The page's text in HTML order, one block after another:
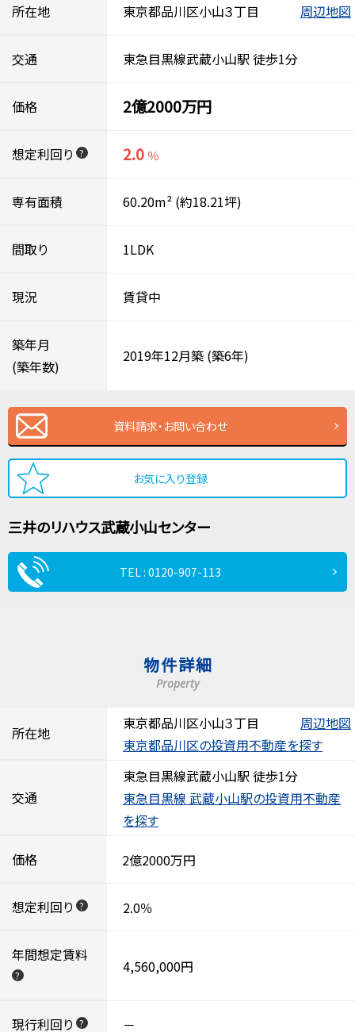
所在地 東京都品川区小山３丁目 周辺地図
交通 東急目黒線武蔵小山駅 徒歩1分
価格 2億2000万円
想定利回り ? 2.0 ％
専有面積 60.20m² (約18.21坪)
間取り 1LDK
現況 賃貸中
築年月
(築年数)
2019年12月築 (築6年)
資料請求・お問い合わせ
お気に入り登録
三井のリハウス武蔵小山センター
TEL : 0120-907-113
物件詳細
Property
所在地
東京都品川区小山３丁目
周辺地図
東京都品川区の投資用不動産を探す
交通
東急目黒線武蔵小山駅 徒歩1分
東急目黒線 武蔵小山駅の投資用不動産
を探す
価格 2億2000万円
想定利回り ? 2.0％
年間想定賃料
? 4,560,000円
現行利回り ? －